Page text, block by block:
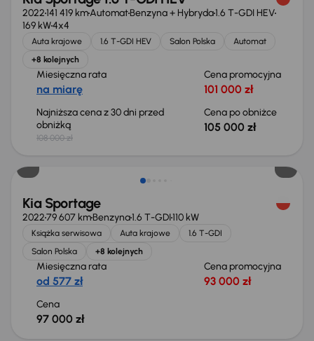
2022141 419 kmAutomatBenzyna + Hybryda1.6 T-GDI HEV
169 kW4x4
Auta krajowe 1.6 T-GDI HEV Salon Polska
Automat
+8 kolejnych
Miesięczna rata
na miarę
Cena promocyjna
101 000 zł
Najniższa cena z 30 dni przed
obniżką
108 000 zł
Cena po obniżce
105 000 zł
Kia Sportage
202279 607 kmBenzyna1.6 T-GDI110 kW
Książka serwisowa Auta krajowe
1.6 T-GDI
Salon Polska
+8 kolejnych
Miesięczna rata
od 577 zł
Cena promocyjna
93 000 zł
Cena
97 000 zł